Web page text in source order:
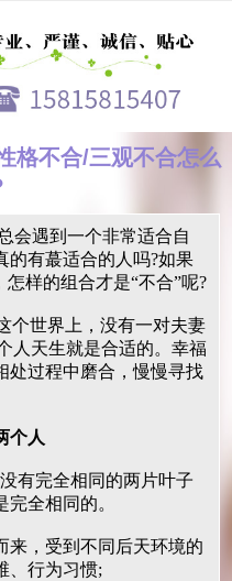
格不合/三观不合怎么
遇到一个非常适合自
的有蕞适合的人吗?如果
样的组合才是“不合”呢?
个世界上，没有一对夫妻
人天生就是合适的。幸福
处过程中磨合，慢慢寻找
个人
完全相同的两片叶子
全相同的。
，受到不同后天环境的
、行为习惯;